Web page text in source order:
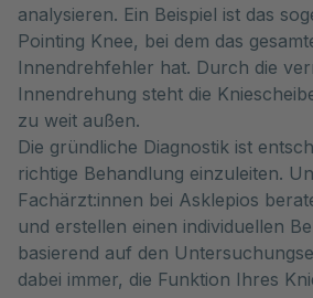
analysieren. Ein Beispiel ist das
Pointing Knee, bei dem das
Innendrehfehler hat. Durch die
Innendrehung steht die
zu weit außen.
Die gründliche Diagnostik ist
richtige Behandlung einzuleiten.
Fachärzt:innen bei Asklepios
und erstellen einen individuellen
basierend auf den
dabei immer, die Funktion Ihres